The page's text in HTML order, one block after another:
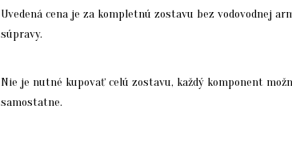
Uvedená cena je za kompletnú zostavu bez vodovodnej
súpravy.
Nie je nutné kupovať celú zostavu, každý komponent
samostatne.